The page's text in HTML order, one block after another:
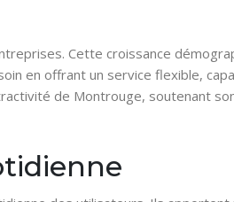
Cette croissance
en offrant un service flexible,
de Montrouge, soutenant